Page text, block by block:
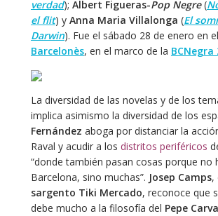
verdad); Albert Figueras-Pop Negre(
el flit) y Anna Maria Villalonga (El
Darwin). Fue el sábado 28 de enero en el
Barcelonès, en el marco de la BCNegra
La diversidad de las novelas y de los
implica asimismo la diversidad de los
Fernández aboga por distanciar la
Raval y acudir a los distritos periféricos
“donde también pasan cosas porque no
Barcelona, sino muchas”. Josep Camps,
sargento Tiki Mercado, reconoce que
debe mucho a la filosofía del Pepe